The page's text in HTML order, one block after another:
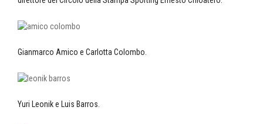
Gianmarco Amico e Carlotta Colombo.
Yuri Leonik e Luis Barros.